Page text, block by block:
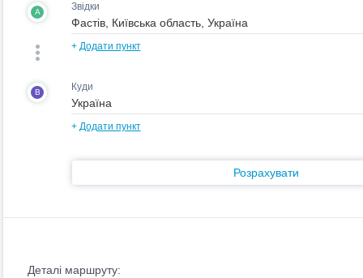
A Звідки
+ Додати пункт
B Куди
+ Додати пункт
Розрахувати
Деталі маршруту: